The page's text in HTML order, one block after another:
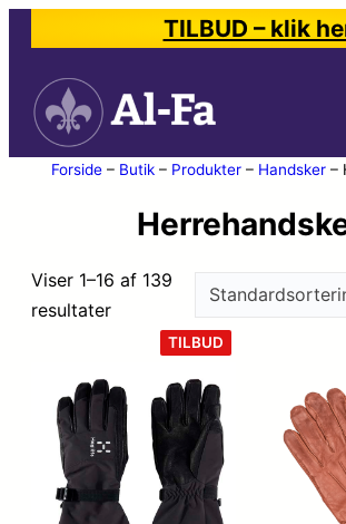
TILBUD – klik
Forside– Butik– Produkter– Handsker–
Viser 1–16 af 139
resultater
TILBUD
PÅ